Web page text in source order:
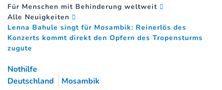
Für Menschen mit Behinderung weltweit
Alle Neuigkeiten
Lenna Bahule singt für Mosambik: Reinerlös des
Konzerts kommt direkt den Opfern des Tropensturms
zugute
Nothilfe
Deutschland
Mosambik